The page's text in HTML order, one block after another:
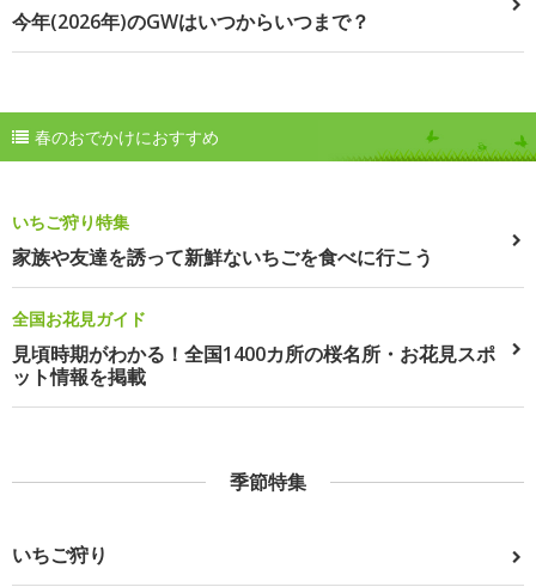
今年(2026年)のGWはいつからいつまで？
春のおでかけにおすすめ
いちご狩り特集
家族や友達を誘って新鮮ないちごを食べに行こう
全国お花見ガイド
見頃時期がわかる！全国1400カ所の桜名所・お花見スポ
ット情報を掲載
季節特集
いちご狩り